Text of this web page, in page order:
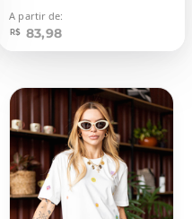
A partir de:
R$ 83,98